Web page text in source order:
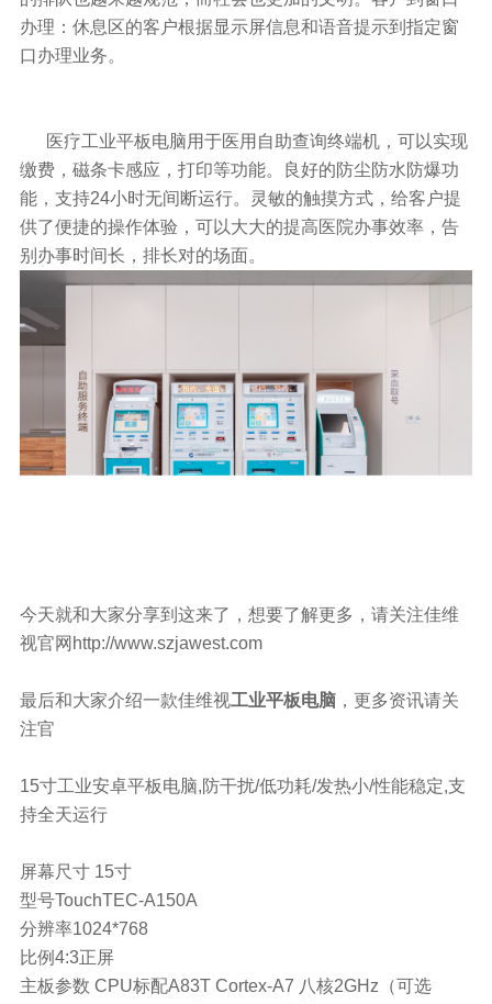
办理：休息区的客户根据显示屏信息和语音提示到指定窗
口办理业务。
医疗工业平板电脑用于医用自助查询终端机，可以实现
缴费，磁条卡感应，打印等功能。良好的防尘防水防爆功
能，支持24小时无间断运行。灵敏的触摸方式，给客户提
供了便捷的操作体验，可以大大的提高医院办事效率，告
别办事时间长，排长对的场面。
今天就和大家分享到这来了，想要了解更多，请关注佳维
视官网http://www.szjawest.com
最后和大家介绍一款佳维视工业平板电脑，更多资讯请关
注官
15寸工业安卓平板电脑,防干扰/低功耗/发热小/性能稳定,支
持全天运行
屏幕尺寸 15寸
型号TouchTEC-A150A
分辨率1024*768
比例4:3正屏
主板参数 CPU标配A83T Cortex-A7 八核2GHz（可选